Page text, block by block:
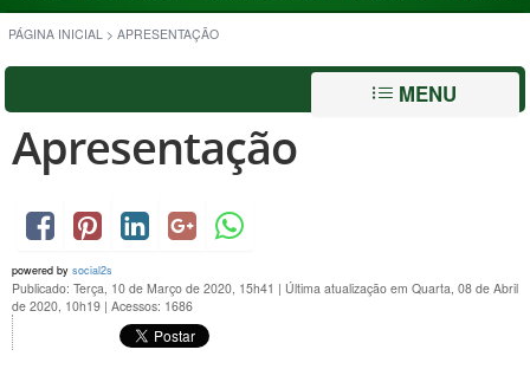
PÁGINA INICIAL > APRESENTAÇÃO
MENU
Apresentação
powered by social2s
Publicado: Terça, 10 de Março de 2020, 15h41 | Última atualização em Quarta, 08 de Abril
de 2020, 10h19 | Acessos: 1686